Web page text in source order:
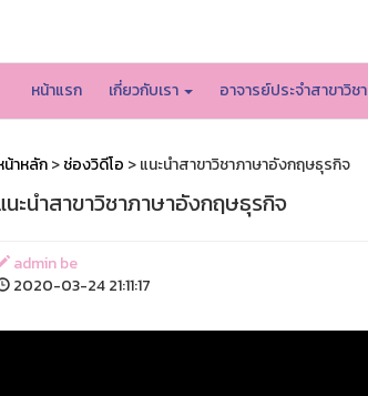
หน้าแรก เกี่ยวกับเรา อาจารย์ประจำสาขาวิชา
น้าหลัก>ช่องวิดีโอ > แนะนำสาขาวิชาภาษาอังกฤษธุรกิจ
นะนำสาขาวิชาภาษาอังกฤษธุรกิจ
admin be
2020-03-24 21:11:17